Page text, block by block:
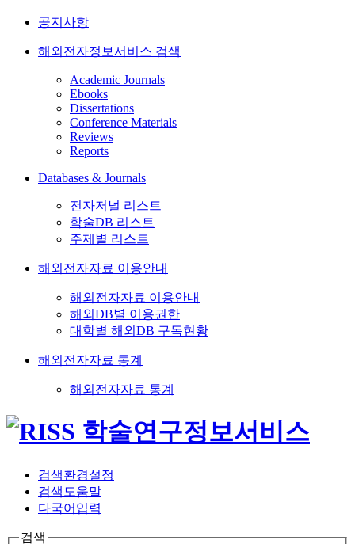
공지사항
해외전자정보서비스 검색
Academic Journals
Ebooks
Dissertations
Conference Materials
Reviews
Reports
Databases & Journals
전자저널 리스트
학술DB 리스트
주제별 리스트
해외전자자료 이용안내
해외전자자료 이용안내
해외DB별 이용권한
대학별 해외DB 구독현황
해외전자자료 통계
해외전자자료 통계
검색환경설정
검색도움말
다국어입력
검색